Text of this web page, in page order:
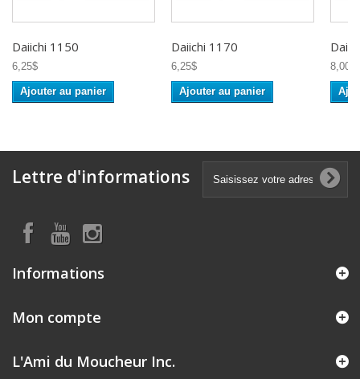
Daiichi 1150
6,25$
Ajouter au panier
Daiichi 1170
6,25$
Ajouter au panier
8,00$
Lettre d'informations
Informations
Mon compte
L'Ami du Moucheur Inc.